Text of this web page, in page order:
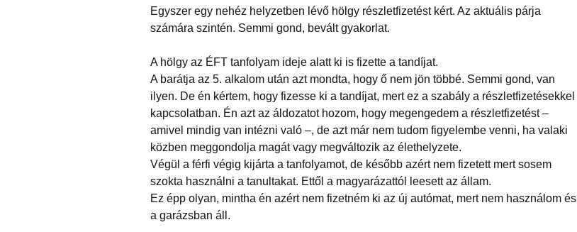
Egyszer egy nehéz helyzetben lévő hölgy részletfizetést kért. Az aktuális párja
számára szintén. Semmi gond, bevált gyakorlat.
A hölgy az ÉFT tanfolyam ideje alatt ki is fizette a tandíjat.
A barátja az 5. alkalom után azt mondta, hogy ő nem jön többé. Semmi gond, van
ilyen. De én kértem, hogy fizesse ki a tandíjat, mert ez a szabály a részletfizetésekkel
kapcsolatban. Én azt az áldozatot hozom, hogy megengedem a részletfizetést –
amivel mindig van intézni való –, de azt már nem tudom figyelembe venni, ha valaki
közben meggondolja magát vagy megváltozik az élethelyzete.
Végül a férfi végig kijárta a tanfolyamot, de később azért nem fizetett mert sosem
szokta használni a tanultakat. Ettől a magyarázattól leesett az állam.
Ez épp olyan, mintha én azért nem fizetném ki az új autómat, mert nem használom és
a garázsban áll.